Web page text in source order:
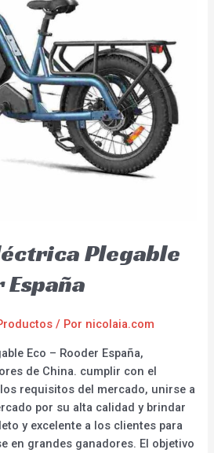
Plegable
España
/ Por nicolaia.com
Eco – Rooder España,
de China. cumplir con el
requisitos del mercado, unirse a
por su alta calidad y brindar
y excelente a los clientes para
en grandes ganadores. El objetivo